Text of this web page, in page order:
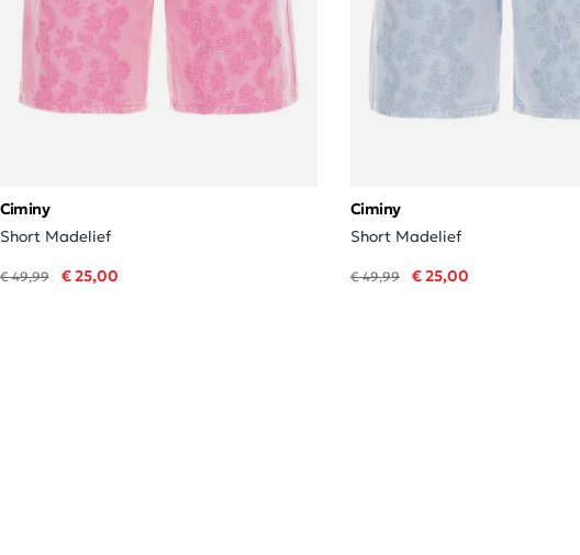
Ciminy
Short Madelief
€ 49,99 € 25,00
Ciminy
Short Madelief
€ 49,99 € 25,00